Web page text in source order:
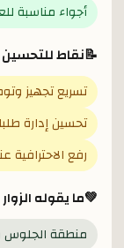
أجواء مناسبة
📝نقاط للتحسين
تسريع تجهيز
تحسين إدارة
رفع الاحترافية
💚ما يقوله الزوار
منطقة الجلوس